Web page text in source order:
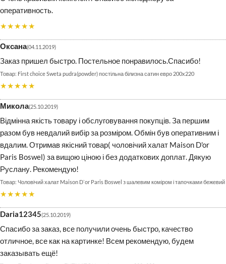
оперативность.
★★★★★
Оксана 04.11.2019
Заказ пришел быстро. Постельное понравилось.Спасибо!
First choice Sweta pudra(powder) постільна білизна сатин евро 200х220
★★★★★
Микола 25.10.2019
Відмінна якість товару і обслуговування покупців. За першим
разом був невдалий вибір за розміром. Обмін був оперативним і
вдалим. Отримав якісний товар( чоловічий халат Maison D'or
Paris Boswel) за вищою ціною і без додаткових доплат. Дякую
Руслану. Рекомендую!
Чоловічий халат Maison D`or Paris Boswel з шалевим коміром і тапочками бежевий
★★★★★
Daria12345 25.10.2019
Спасибо за заказ, все получили очень быстро, качество
отличное, все как на картинке! Всем рекомендую, будем
заказывать ещё!